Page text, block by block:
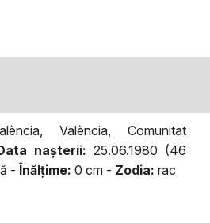
València, Comunitat
naşterii: 25.06.1980 (46
-Înălţime: 0 cm - Zodia: rac